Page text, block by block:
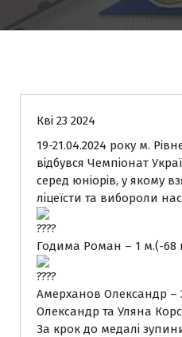
Кві 23 2024
19-21.04.2024 року м.
відбувся Чемпіонат
серед юніорів, у якому
ліцеїсти та вибороли
Годима Роман – 1 м.(-68
Амерханов Олександр –
Олександр та Уляна
За крок до медалі